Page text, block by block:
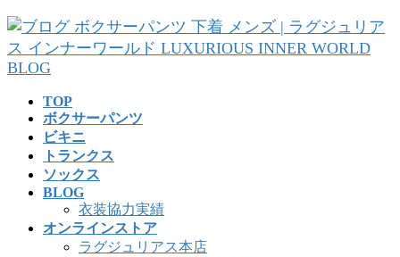
コ
ン
テ
ン
ナ
ビ
ゲ
ー
TOP
ボクサーパンツ
ビキニ
トランクス
ソックス
BLOG
衣装協力実績
オンラインストア
ラグジュリアス本店